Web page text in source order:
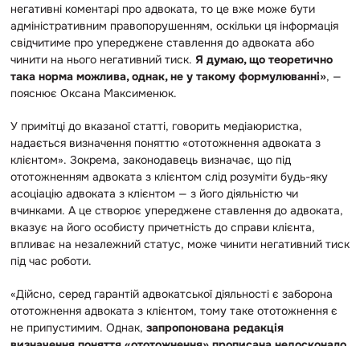
негативні коментарі про адвоката, то це вже може бути
адміністративним правопорушенням, оскільки ця інформація
свідчитиме про упереджене ставлення до адвоката або
чинити на нього негативний тиск. Я думаю, що теоретично
така норма можлива, однак, не у такому формулюванні», —
пояснює Оксана Максименюк.
У примітці до вказаної статті, говорить медіаюристка,
надається визначення поняттю «ототожнення адвоката з
клієнтом». Зокрема, законодавець визначає, що під
ототожненням адвоката з клієнтом слід розуміти будь-яку
асоціацію адвоката з клієнтом — з його діяльністю чи
вчинками. А це створює упереджене ставлення до адвоката,
вказує на його особисту причетність до справи клієнта,
впливає на незалежний статус, може чинити негативний тиск
під час роботи.
«Дійсно, серед гарантій адвокатської діяльності є заборона
ототожнення адвоката з клієнтом, тому таке ототожнення є
не припустимим. Однак, запропонована редакція